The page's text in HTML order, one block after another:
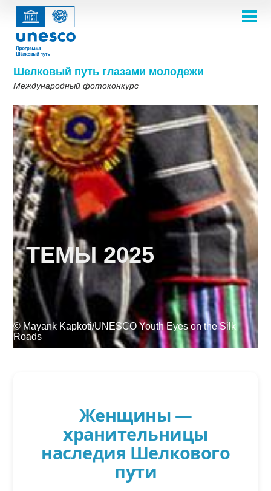
Перейти
основному
содержанию
Шелковый путь глазами молодежи
Международный фотоконкурс
Main
navigationФотоконкурс 2025
О нас
ПРАВИЛА УЧАСТИЯ
ЧАСТО ЗАДАВАЕМЫЕ ВОПРОСЫ
Шелковый путь одним взглядом
Фотоконкурс 2018
Темы
ТЕМЫ 2026
ТЕМЫ 2025
ТЕМЫ 2023
ТЕМЫ 2022
ТЕМЫ 2021
ТЕМЫ 2019-2020
ТЕМЫ 2018
ГАЛЕРЕЯ
Галерея для вдохновения
ПОБЕДИТЕЛИ 2022
ПОБЕДИТЕЛИ 2019-2020
Галерея победителей 2018
English Français
العربية
Русский
中文
Español
При поддержке
menu
ПРИНЯТЬ УЧАСТИЕ
ТЕМЫ 2025
© Mayank Kapkoti/UNESCO Youth Eyes on the Silk
Roads
Женщины —
хранительницы
наследия Шелкового
пути